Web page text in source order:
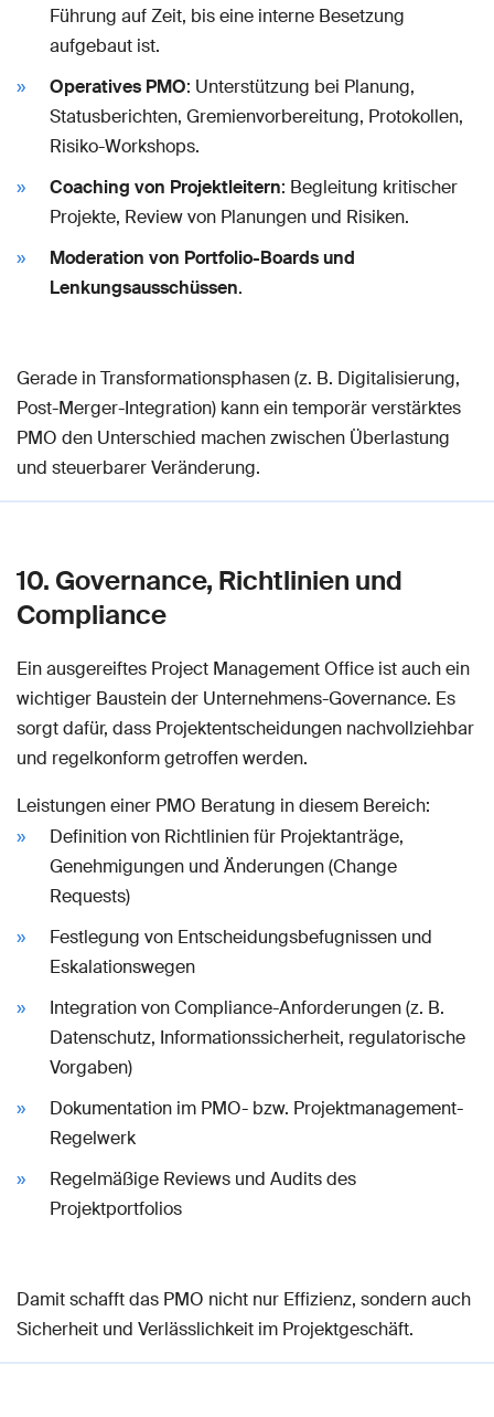
Führung auf Zeit, bis eine interne Besetzung
aufgebaut ist.
Operatives PMO: Unterstützung bei Planung,
Statusberichten, Gremienvorbereitung, Protokollen,
Risiko-Workshops.
Coaching von Projektleitern: Begleitung kritischer
Projekte, Review von Planungen und Risiken.
Moderation von Portfolio-Boards und
Lenkungsausschüssen.
Gerade in Transformationsphasen (z. B. Digitalisierung,
Post-Merger-Integration) kann ein temporär verstärktes
PMO den Unterschied machen zwischen Überlastung
und steuerbarer Veränderung.
10. Governance, Richtlinien und
Compliance
Ein ausgereiftes Project Management Office ist auch ein
wichtiger Baustein der Unternehmens-Governance. Es
sorgt dafür, dass Projektentscheidungen nachvollziehbar
und regelkonform getroffen werden.
Leistungen einer PMO Beratung in diesem Bereich:
Definition von Richtlinien für Projektanträge,
Genehmigungen und Änderungen (Change
Requests)
Festlegung von Entscheidungsbefugnissen und
Eskalationswegen
Integration von Compliance-Anforderungen (z. B.
Datenschutz, Informationssicherheit, regulatorische
Vorgaben)
Dokumentation im PMO- bzw. Projektmanagement-
Regelwerk
Regelmäßige Reviews und Audits des
Projektportfolios
Damit schafft das PMO nicht nur Effizienz, sondern auch
Sicherheit und Verlässlichkeit im Projektgeschäft.